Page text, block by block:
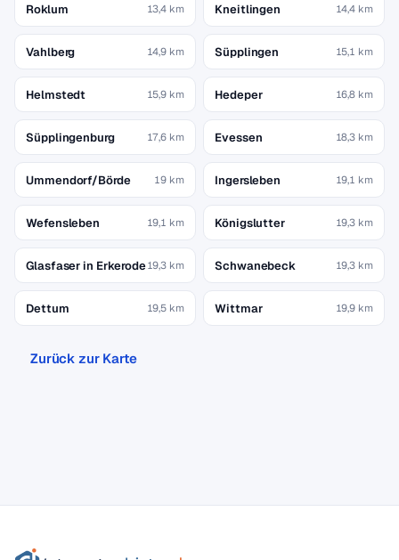
Roklum 13,4 km Kneitlingen 14,4 km
Vahlberg 14,9 km Süpplingen 15,1 km
Helmstedt 15,9 km Hedeper 16,8 km
Süpplingenburg 17,6 km Evessen 18,3 km
Ummendorf/Börde 19 km Ingersleben 19,1 km
Wefensleben 19,1 km Königslutter 19,3 km
Glasfaser in Erkerode19,3 km Schwanebeck 19,3 km
Dettum 19,5 km Wittmar 19,9 km
Zurück zur Karte